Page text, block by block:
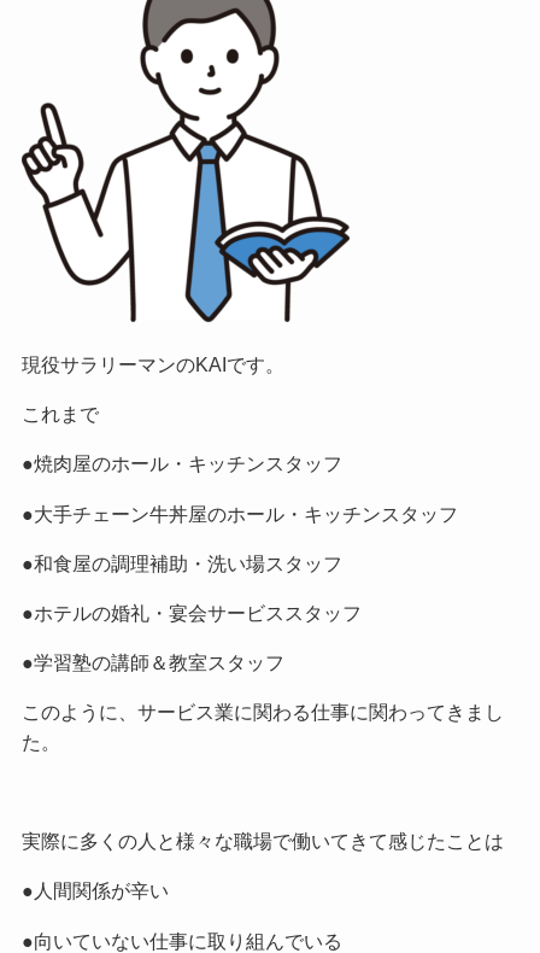
現役サラリーマンのKAIです。
これまで
●焼肉屋のホール・キッチンスタッフ
●大手チェーン牛丼屋のホール・キッチンスタッフ
●和食屋の調理補助・洗い場スタッフ
●ホテルの婚礼・宴会サービススタッフ
●学習塾の講師＆教室スタッフ
このように、サービス業に関わる仕事に関わってきまし
た。
実際に多くの人と様々な職場で働いてきて感じたことは
●人間関係が辛い
●向いていない仕事に取り組んでいる